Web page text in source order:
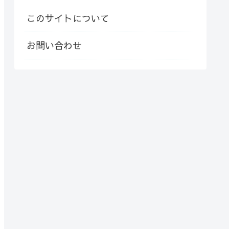
このサイトについて
お問い合わせ